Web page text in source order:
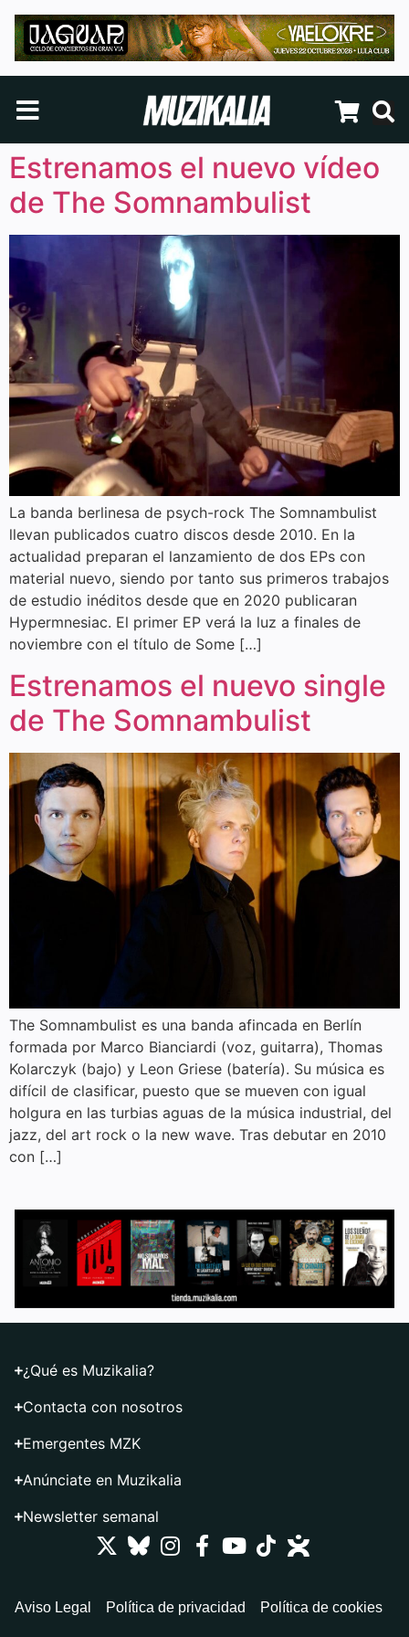
Estrenamos el nuevo vídeo
de The Somnambulist
La banda berlinesa de psych-rock The Somnambulist
llevan publicados cuatro discos desde 2010. En la
actualidad preparan el lanzamiento de dos EPs con
material nuevo, siendo por tanto sus primeros trabajos
de estudio inéditos desde que en 2020 publicaran
Hypermnesiac. El primer EP verá la luz a finales de
noviembre con el título de Some […]
Estrenamos el nuevo single
de The Somnambulist
The Somnambulist es una banda afincada en Berlín
formada por Marco Bianciardi (voz, guitarra), Thomas
Kolarczyk (bajo) y Leon Griese (batería). Su música es
difícil de clasificar, puesto que se mueven con igual
holgura en las turbias aguas de la música industrial, del
jazz, del art rock o la new wave. Tras debutar en 2010
con […]
¿Qué es Muzikalia?
Contacta con nosotros
Emergentes MZK
Anúnciate en Muzikalia
Newsletter semanal
Aviso Legal Política de privacidad Política de cookies